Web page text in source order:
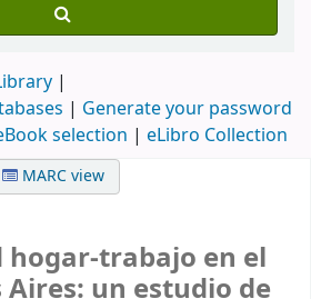
| Generate your password
selection | eLibro Collection
MARC view
hogar-trabajo en el
Aires: un estudio de